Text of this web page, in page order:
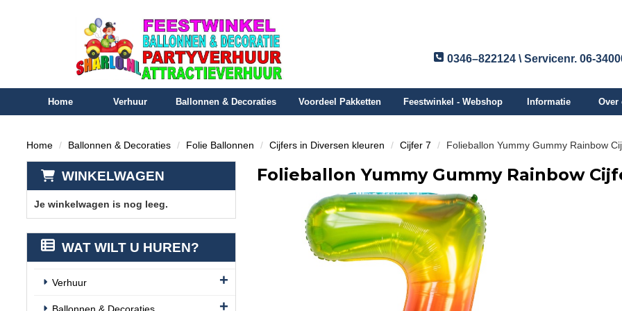
0346–822124 \ Servicenr. 06-
Home Verhuur Ballonnen & Decoraties Voordeel Pakketten Feestwinkel - Webshop Informatie Over
Home Ballonnen & Decoraties Folie Ballonnen Cijfers in Diversen kleuren Cijfer 7 Folieballon Yummy Gummy Rainbow
WINKELWAGEN
Je winkelwagen is nog leeg.
WAT WILT U HUREN?
Verhuur
Folieballon Yummy Gummy Rainbow